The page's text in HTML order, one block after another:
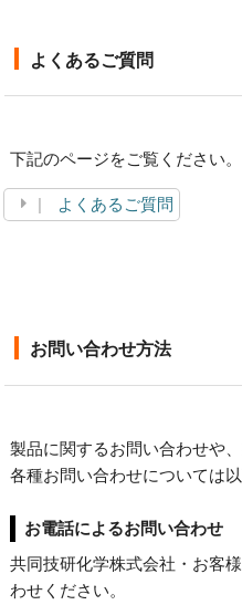
よくあるご質問
下記のページをご覧ください。
よくあるご質問
お問い合わせ方法
製品に関するお問い合わせや
各種お問い合わせについては
お電話によるお問い合わせ
共同技研化学株式会社・お客
わせください。